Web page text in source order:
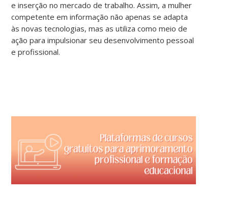
e inserção no mercado de trabalho. Assim, a mulher
competente em informação não apenas se adapta
às novas tecnologias, mas as utiliza como meio de
ação para impulsionar seu desenvolvimento pessoal
e profissional.